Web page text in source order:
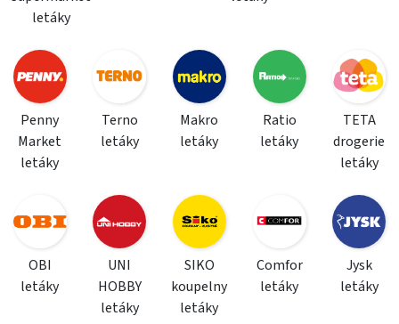
letáky
Penny
Market
letáky
Terno
letáky
Makro
letáky
Ratio
letáky
TETA
drogerie
letáky
OBI
letáky
UNI
HOBBY
letáky
SIKO
koupelny
letáky
Comfor
letáky
Jysk
letáky